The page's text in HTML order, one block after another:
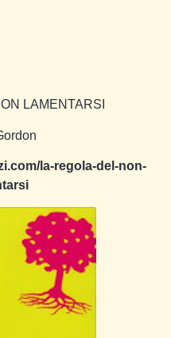
LAMENTARSI
la-regola-del-non-